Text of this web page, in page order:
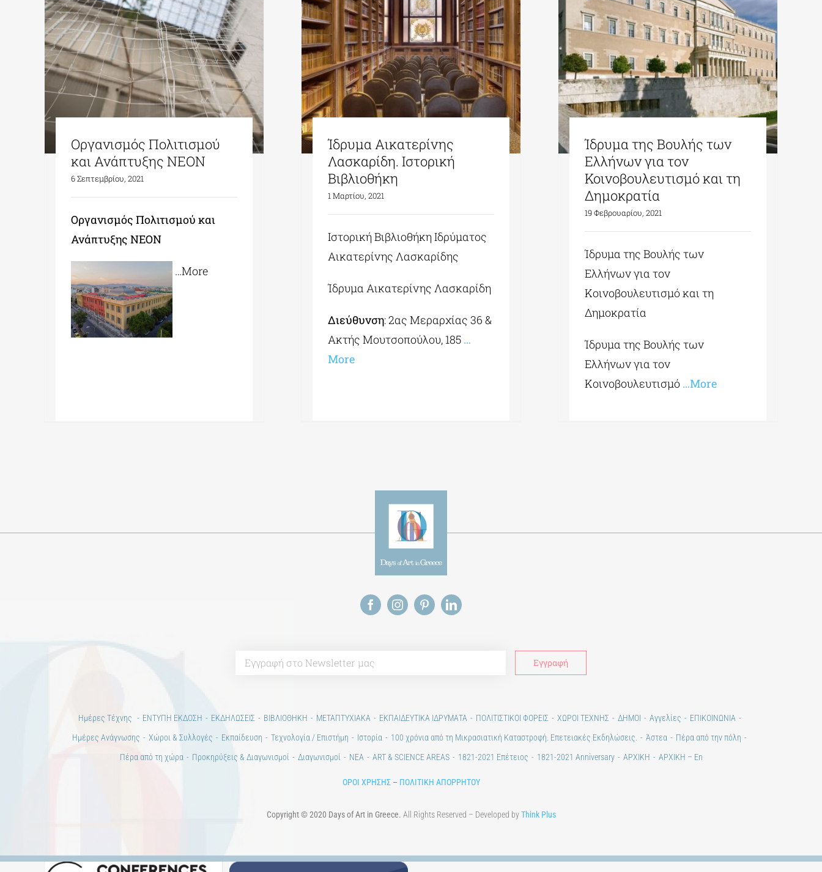
Οργανισμός Πολιτισμού
και Ανάπτυξης ΝΕΟΝ
6 Σεπτεμβρίου, 2021
Οργανισμός Πολιτισμού και
Ανάπτυξης ΝΕΟΝ
…More
Ίδρυμα Αικατερίνης
Λασκαρίδη. Ιστορική
Βιβλιοθήκη
1 Μαρτίου, 2021
Ιστορική Βιβλιοθήκη Ιδρύματος
Αικατερίνης Λασκαρίδης
Ίδρυμα Αικατερίνης Λασκαρίδη
Διεύθυνση: 2ας Μεραρχίας 36 &
Ακτής Μουτσοπούλου, 185…
More
Ίδρυμα της Βουλής των
Ελλήνων για τον
Κοινοβουλευτισμό και τη
Δημοκρατία
19 Φεβρουαρίου, 2021
Ίδρυμα της Βουλής των
Ελλήνων για τον
Κοινοβουλευτισμό και τη
Δημοκρατία
Ίδρυμα της Βουλής των
Ελλήνων για τον
Κοινοβουλευτισμό…More
Ημέρες Τέχνης ΕΝΤΥΠΗ ΕΚΔΟΣΗ ΕΚΔΗΛΩΣΕΙΣ ΒΙΒΛΙΟΘΗΚΗ ΜΕΤΑΠΤΥΧΙΑΚΑ ΕΚΠΑΙΔΕΥΤΙΚΑ ΙΔΡΥΜΑΤΑ ΠΟΛΙΤΙΣΤΙΚΟΙ ΦΟΡΕΙΣ ΧΩΡΟΙ ΤΕΧΝΗΣ ΔΗΜΟΙ Αγγελίες
ΕΠΙΚΟΙΝΩΝΙΑ
Ημέρες Ανάγνωσης
Χώροι & Συλλογές Εκπαίδευση Τεχνολογία / Επιστήμη Ιστορία 100 χρόνια από τη Μικρασιατική Καταστροφή. Επετειακές Εκδηλώσεις. Άστεα
Πέρα από την πόλη
Πέρα από τη χώρα
Προκηρύξεις & Διαγωνισμοί Διαγωνισμοί ΝΕΑ ART & SCIENCE AREAS 1821-2021 Επέτειος 1821-2021 Anniversary ΑΡΧΙΚΗ ΑΡΧΙΚΗ – En
ΟΡΟΙ ΧΡΗΣΗΣ– ΠΟΛΙΤΙΚΗ ΑΠΟΡΡΗΤΟΥ
Copyright © 2020 Days of Art in Greece. All Rights Reserved – Developed byThink Plus